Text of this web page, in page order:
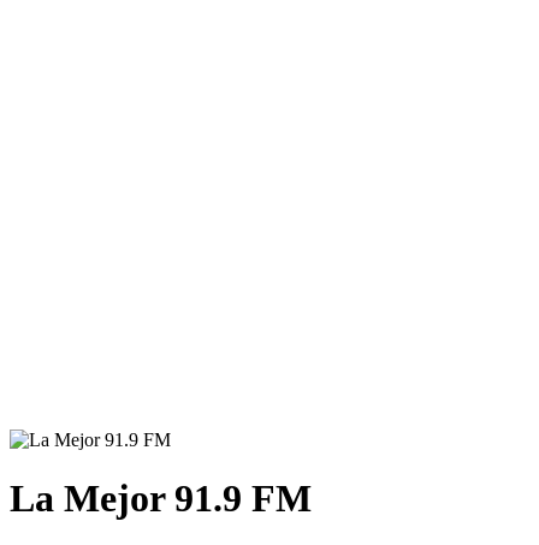
La Mejor 91.9 FM